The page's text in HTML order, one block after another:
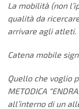
La mobilità (non
qualità da
arrivare agli atleti.
Catena mobile
Quello che voglio
METODICA
all’interno di un